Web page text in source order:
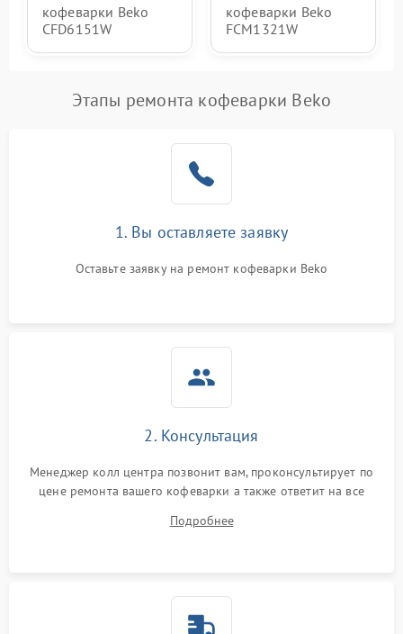
кофеварки Beko
CFD6151W
кофеварки Beko
FCM1321W
Этапы ремонта кофеварки Beko
1. Вы оставляете заявку
Оставьте заявку на ремонт кофеварки Beko
2. Консультация
Менеджер колл центра позвонит вам, проконсультирует по
цене ремонта вашего кофеварки а также ответит на все
Подробнее